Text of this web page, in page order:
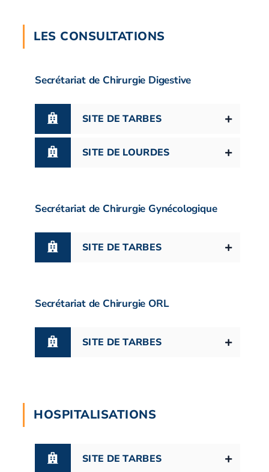
LES CONSULTATIONS
Secrétariat de Chirurgie Digestive
SITE DE TARBES
SITE DE LOURDES
Secrétariat de Chirurgie Gynécologique
SITE DE TARBES
Secrétariat de Chirurgie ORL
SITE DE TARBES
HOSPITALISATIONS
SITE DE TARBES